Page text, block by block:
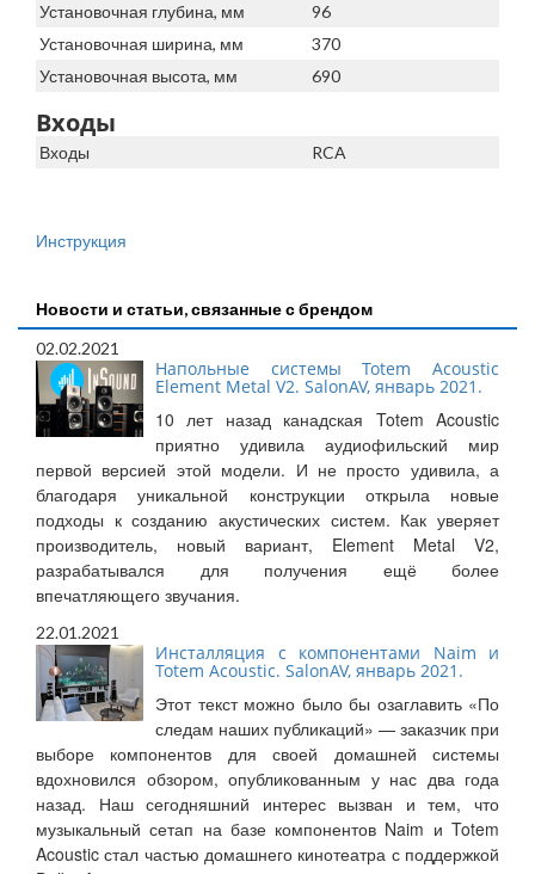
Установочная глубина, мм
96
Установочная ширина, мм
370
Установочная высота, мм
690
Входы
Входы RCA
Инструкция
Новости и статьи, связанные с брендом
02.02.2021
Напольные системы Totem Acoustic
Element Metal V2. SalonAV, январь 2021.
10 лет назад канадская Totem Acoustic
приятно удивила аудиофильский мир
первой версией этой модели. И не просто удивила, а
благодаря уникальной конструкции открыла новые
подходы к созданию акустических систем. Как уверяет
производитель, новый вариант, Element Metal V2,
разрабатывался для получения ещё более
впечатляющего звучания.
22.01.2021
Инсталляция с компонентами Naim и
Totem Acoustic. SalonAV, январь 2021.
Этот текст можно было бы озаглавить «По
следам наших публикаций» — заказчик при
выборе компонентов для своей домашней системы
вдохновился обзором, опубликованным у нас два года
назад. Наш сегодняшний интерес вызван и тем, что
музыкальный сетап на базе компонентов Naim и Totem
Acoustic стал частью домашнего кинотеатра с поддержкой